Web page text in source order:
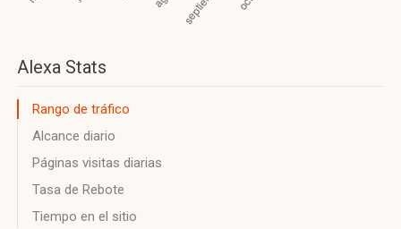
Alexa Stats
Rango de tráfico
Alcance diario
Páginas visitas diarias
Tasa de Rebote
Tiempo en el sitio